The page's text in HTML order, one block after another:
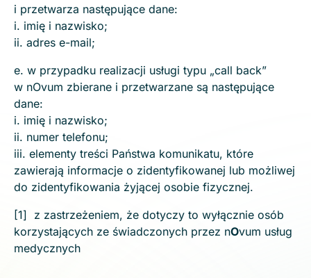
i przetwarza następujące dane:
i. imię i nazwisko;
ii. adres e-mail;
e. w przypadku realizacji usługi typu „call back”
w nOvum zbierane i przetwarzane są następujące
dane:
i. imię i nazwisko;
ii. numer telefonu;
iii. elementy treści Państwa komunikatu, które
zawierają informacje o zidentyfikowanej lub możliwej
do zidentyfikowania żyjącej osobie fizycznej.
[1] z zastrzeżeniem, że dotyczy to wyłącznie osób
korzystających ze świadczonych przez nOvum usług
medycznych